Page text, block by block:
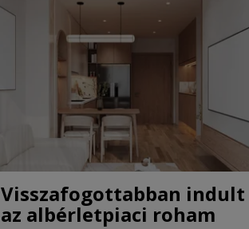
Visszafogottabban indult
az albérletpiaci roham